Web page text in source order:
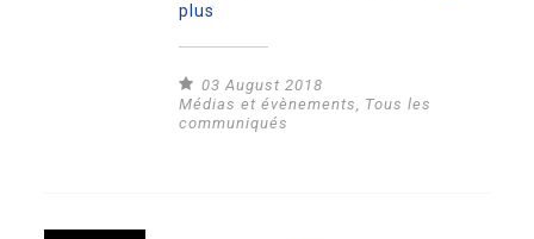
plus
03 August 2018
Médias et évènements, Tous les
communiqués